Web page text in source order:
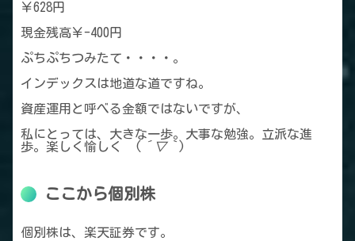
￥628円
現金残高￥-400円
ぷちぷちつみたて・・・・。
インデックスは地道な道ですね。
資産運用と呼べる金額ではないですが、
私にとっては、大きな一歩。大事な勉強。立派な進
歩。楽しく愉しく (
´▽｀ )
ここから個別株
個別株は、楽天証券です。